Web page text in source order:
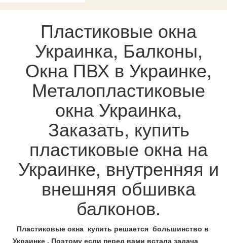
Пластиковые окна
Украинка, Балконы,
Окна ПВХ в Украинке,
Металопластиковые
окна Украинка,
Заказать, купить
пластиковые окна на
Украинке, внутренняя и
внешняя обшивка
балконов.
Пластиковые окна купить решается большинство в
Украинке . Поэтому если перед вами встала задача